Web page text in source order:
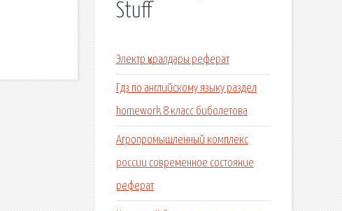
Stuff
Электр құралдары реферат
Гдз по английскому языку раздел
homework 8 класс биболетова
Агропромышленный комплекс
россии современное состояние
реферат